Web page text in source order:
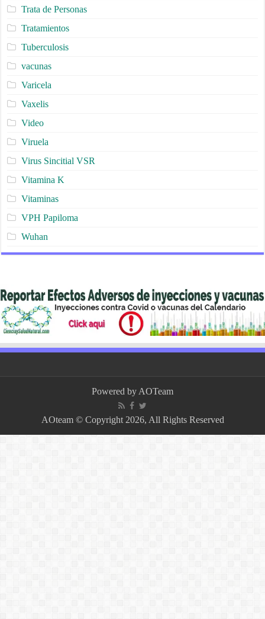
Trata de Personas
Tratamientos
Tuberculosis
vacunas
Varicela
Vaxelis
Video
Viruela
Virus Sincitial VSR
Vitamina K
Vitaminas
VPH Papiloma
Wuhan
Powered by AOTeam
AOteam © Copyright 2026, All Rights Reserved